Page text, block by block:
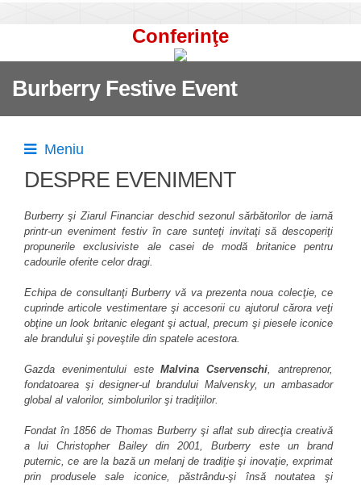
Conferinţe
Burberry Festive Event
Meniu
DESPRE EVENIMENT
Burberry şi Ziarul Financiar deschid sezonul sărbătorilor de iarnă
printr-un eveniment festiv în care sunteţi invitaţi să descoperiţi
propunerile exclusiviste ale casei de modă britanice pentru
cadourile oferite celor dragi.
Echipa de consultanţi Burberry vă va prezenta noua colecţie, ce
cuprinde articole vestimentare şi accesorii cu ajutorul cărora veţi
obţine un look britanic elegant şi actual, precum şi piesele iconice
ale brandului şi poveştile din spatele acestora.
Gazda evenimentului esteMalvina Cservenschi, antreprenor,
fondatoarea şi designer-ul brandului Malvensky, un ambasador
global al valorilor, simbolurilor şi tradiţiilor.
Fondat în 1856 de Thomas Burberry şi aflat sub direcţia creativă
a lui Christopher Bailey din 2001, Burberry este un brand
puternic, ce are la bază un melanj de tradiţie şi inovaţie, exprimat
prin produsele sale iconice, păstrându-şi însă noutatea şi